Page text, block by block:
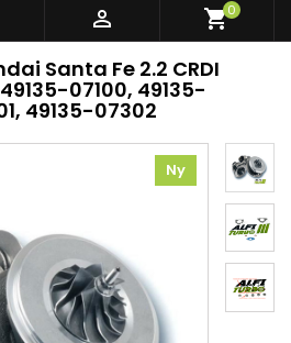
 shopping_cart0
Santa Fe 2.2 CRDI
07100, 49135-
49135-07302
Ny